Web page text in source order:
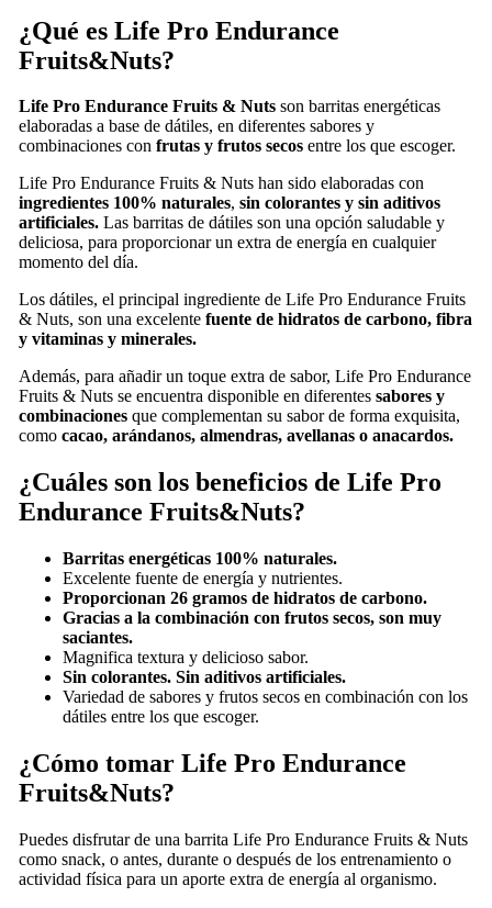
¿Qué es Life Pro Endurance
Fruits&Nuts?
Life Pro Endurance Fruits & Nutsson barritas energéticas
elaboradas a base de dátiles, en diferentes sabores y
combinaciones con frutas y frutos secosentre los que escoger.
Life Pro Endurance Fruits & Nuts han sido elaboradas con
ingredientes 100% naturales, sin colorantes y sin aditivos
artificiales.Las barritas de dátiles son una opción saludable y
deliciosa, para proporcionar un extra de energía en cualquier
momento del día.
Los dátiles, el principal ingrediente de Life Pro Endurance Fruits
& Nuts, son una excelente fuente de hidratos de carbono, fibra
y vitaminas y minerales.
Además, para añadir un toque extra de sabor, Life Pro Endurance
Fruits & Nuts se encuentra disponible en diferentes sabores y
combinacionesque complementan su sabor de forma exquisita,
como cacao, arándanos, almendras, avellanas o anacardos.
¿Cuáles son los beneficios de Life Pro
Endurance Fruits&Nuts?
Barritas energéticas 100% naturales.
Excelente fuente de energía y nutrientes.
Proporcionan 26 gramos de hidratos de carbono.
Gracias a la combinación con frutos secos, son muy
saciantes.
Magnifica textura y delicioso sabor.
Sin colorantes. Sin aditivos artificiales.
Variedad de sabores y frutos secos en combinación con los
dátiles entre los que escoger.
¿Cómo tomar Life Pro Endurance
Fruits&Nuts?
Puedes disfrutar de una barrita Life Pro Endurance Fruits & Nuts
como snack, o antes, durante o después de los entrenamiento o
actividad física para un aporte extra de energía al organismo.